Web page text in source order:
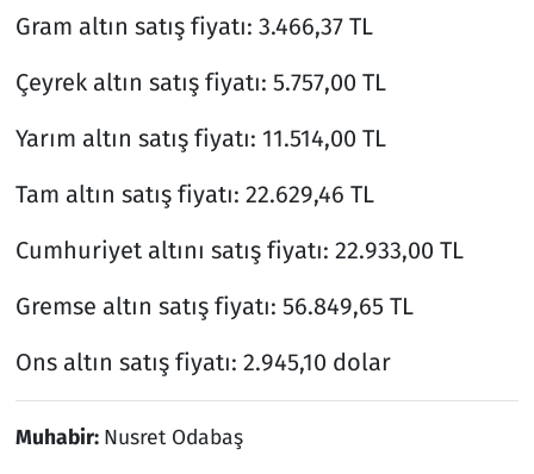
Gram altın satış fiyatı: 3.466,37 TL
Çeyrek altın satış fiyatı: 5.757,00 TL
Yarım altın satış fiyatı: 11.514,00 TL
Tam altın satış fiyatı: 22.629,46 TL
Cumhuriyet altını satış fiyatı: 22.933,00 TL
Gremse altın satış fiyatı: 56.849,65 TL
Ons altın satış fiyatı: 2.945,10 dolar
Muhabir: Nusret Odabaş
Spor
Teknoloji ve Bilim
Televizyon